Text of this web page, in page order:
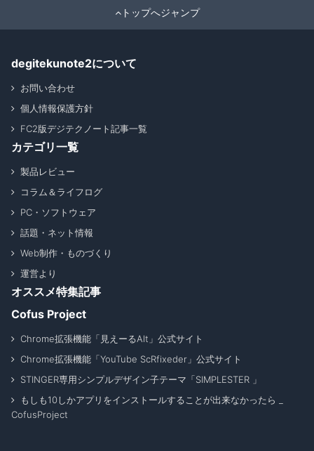
トップへジャンプ
degitekunote2について
お問い合わせ
個人情報保護方針
FC2版デジテクノート記事一覧
カテゴリ一覧
製品レビュー
コラム＆ライフログ
PC・ソフトウェア
話題・ネット情報
Web制作・ものづくり
運営より
オススメ特集記事
Cofus Project
Chrome拡張機能「見えーるAlt」公式サイト
Chrome拡張機能「YouTube ScRfixeder」公式サイト
STINGER専用シンプルデザイン子テーマ「SIMPLESTER 」
もしも10しかアプリをインストールすることが出来なかったら _
CofusProject